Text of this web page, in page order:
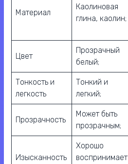
Материал
Каолиновая
глина, каолин;
Цвет
Прозрачный
белый;
Тонкость и
легкость
Тонкий и
легкий;
Прозрачность
Может быть
прозрачным;
Изысканность
Хорошо
воспринимает